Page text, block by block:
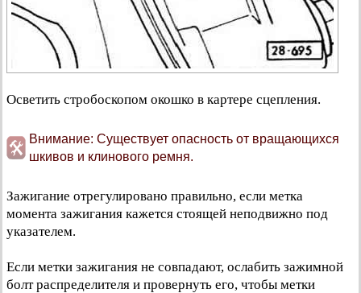
Осветить стробоскопом окошко в картере сцепления.
Внимание: Существует опасность от вращающихся
шкивов и клинового ремня.
Зажигание отрегулировано правильно, если метка
момента зажигания кажется стоящей неподвижно под
указателем.
Если метки зажигания не совпадают, ослабить зажимной
болт распределителя и провернуть его, чтобы метки